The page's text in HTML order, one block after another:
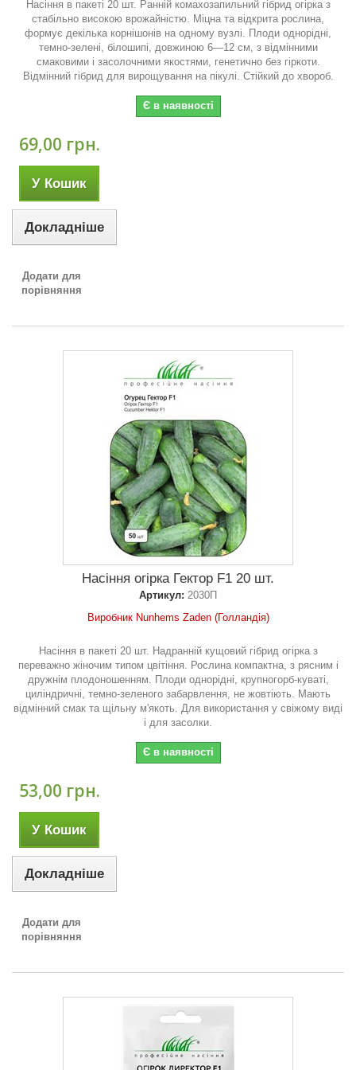
Насіння в пакеті 20 шт. Ранній комахозапильний гібрид огірка з
стабільно високою врожайністю. Міцна та відкрита рослина,
формує декілька корнішонів на одному вузлі. Плоди однорідні,
темно-зелені, білошипі, довжиною 6—12 см, з відмінними
смаковими і засолочними якостями, генетично без гіркоти.
Відмінний гібрид для вирощування на пікулі. Стійкий до хвороб.
Є в наявності
69,00 грн.
У Кошик
Докладніше
Додати для
порівняння
Насіння огірка Гектор F1 20 шт.
Артикул: 2030П
Виробник Nunhems Zaden (Голландія)
Насіння в пакеті 20 шт. Надранній кущовий гібрид огірка з
переважно жіночим типом цвітіння. Рослина компактна, з рясним і
дружнім плодоношенням. Плоди однорідні, крупногорб-куваті,
циліндричні, темно-зеленого забарвлення, не жовтіють. Мають
відмінний смак та щільну м'якоть. Для використання у свіжому виді
і для засолки.
Є в наявності
53,00 грн.
У Кошик
Докладніше
Додати для
порівняння